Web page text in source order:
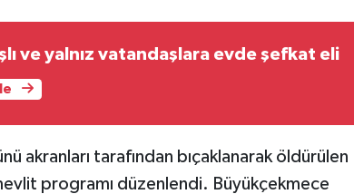
ve yalnız vatandaşlara evde şefkat eli
akranları tarafından bıçaklanarak öldürülen
programı düzenlendi. Büyükçekmece